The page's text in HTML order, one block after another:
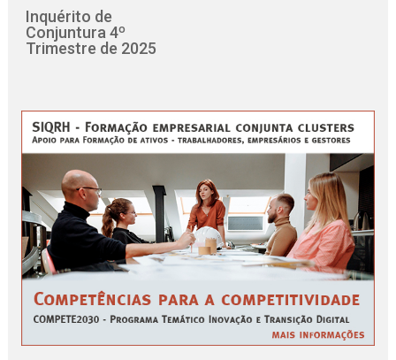
Inquérito de
Conjuntura 4º
Trimestre de 2025